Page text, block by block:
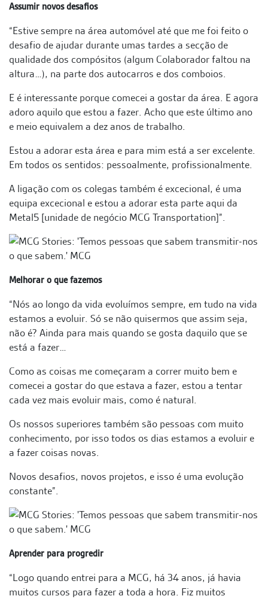
Assumir novos desafios
“Estive sempre na área automóvel até que me foi feito o
desafio de ajudar durante umas tardes a secção de
qualidade dos compósitos (algum Colaborador faltou na
altura…), na parte dos autocarros e dos comboios.
E é interessante porque comecei a gostar da área. E agora
adoro aquilo que estou a fazer. Acho que este último ano
e meio equivalem a dez anos de trabalho.
Estou a adorar esta área e para mim está a ser excelente.
Em todos os sentidos: pessoalmente, profissionalmente.
A ligação com os colegas também é excecional, é uma
equipa excecional e estou a adorar esta parte aqui da
Metal5 [unidade de negócio MCG Transportation]”.
Melhorar o que fazemos
“Nós ao longo da vida evoluímos sempre, em tudo na vida
estamos a evoluir. Só se não quisermos que assim seja,
não é? Ainda para mais quando se gosta daquilo que se
está a fazer…
Como as coisas me começaram a correr muito bem e
comecei a gostar do que estava a fazer, estou a tentar
cada vez mais evoluir mais, como é natural.
Os nossos superiores também são pessoas com muito
conhecimento, por isso todos os dias estamos a evoluir e
a fazer coisas novas.
Novos desafios, novos projetos, e isso é uma evolução
constante”.
Aprender para progredir
“Logo quando entrei para a MCG, há 34 anos, já havia
muitos cursos para fazer a toda a hora. Fiz muitos